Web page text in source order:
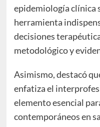
epidemiología clínica
herramienta
decisiones
metodológico y
Asimismo, destacó
enfatiza el
elemento esencial
contemporáneos en